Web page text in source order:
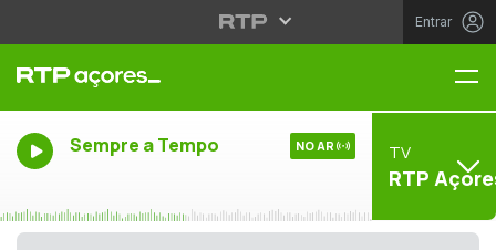
Entrar
Sempre a Tempo NO AR TV
RTP